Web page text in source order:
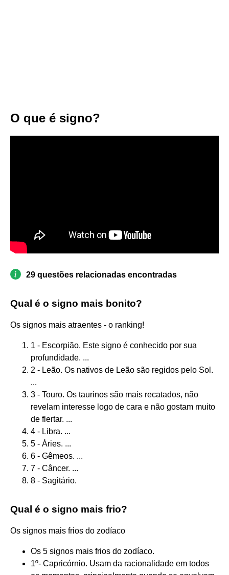
O que é signo?
29 questões relacionadas encontradas
Qual é o signo mais bonito?
Os signos mais atraentes - o ranking!
1 - Escorpião. Este signo é conhecido por sua
profundidade. ...
2 - Leão. Os nativos de Leão são regidos pelo Sol.
...
3 - Touro. Os taurinos são mais recatados, não
revelam interesse logo de cara e não gostam muito
de flertar. ...
4 - Libra. ...
5 - Áries. ...
6 - Gêmeos. ...
7 - Câncer. ...
8 - Sagitário.
Qual é o signo mais frio?
Os signos mais frios do zodíaco
Os 5 signos mais frios do zodíaco.
1º- Capricórnio. Usam da racionalidade em todos